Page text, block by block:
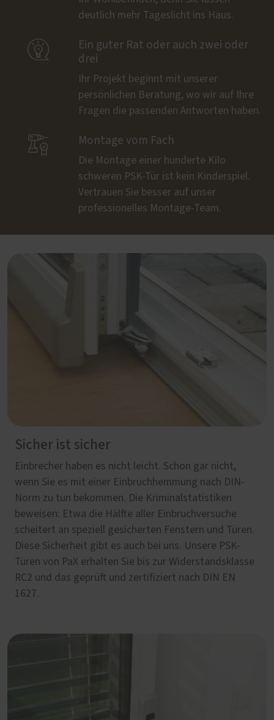
deutlich mehr Tageslicht ins Haus.

Ein guter Rat oder auch zwei oder
drei
Ihr Projekt beginnt mit unserer
persönlichen Beratung, wo wir auf Ihre
Fragen die passenden Antworten haben.
 Montage vom Fach
Die Montage einer hunderte Kilo
schweren PSK-Tür ist kein Kinderspiel.
Vertrauen Sie besser auf unser
professionelles Montage-Team.
Sicher ist sicher
Einbrecher haben es nicht leicht. Schon gar nicht,
wenn Sie es mit einer Einbruchhemmung nach DIN-
Norm zu tun bekommen. Die Kriminalstatistiken
beweisen: Etwa die Hälfte aller Einbruchversuche
scheitert an speziell gesicherten Fenstern und Türen.
Diese Sicherheit gibt es auch bei uns. Unsere PSK-
Türen von PaX erhalten Sie bis zur Widerstandsklasse
RC2 und das geprüft und zertifiziert nach DIN EN
1627.